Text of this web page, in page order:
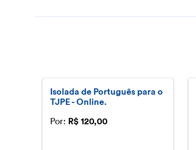
Isolada de Português para o
TJPE - Online.
Por: R$ 120,00